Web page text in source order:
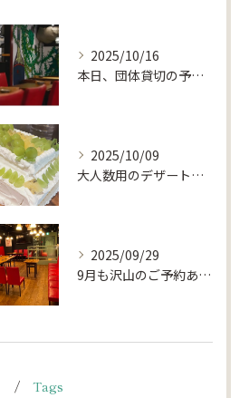
2025/10/16
本日、団体貸切の予約がキャンセルになりお席がほぼ空いておりま...
2025/10/09
大人数用のデザートプレート🍰🎂
2025/09/29
9月も沢山のご予約ありがとうございました。
Tags